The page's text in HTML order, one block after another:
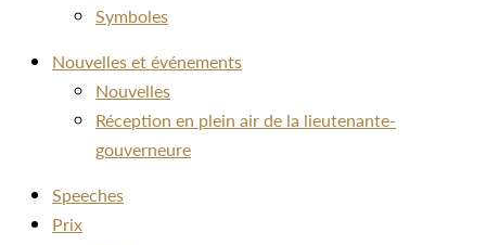
Symboles
Nouvelles et événements
Nouvelles
Réception en plein air de la lieutenante-
gouverneure
Speeches
Prix